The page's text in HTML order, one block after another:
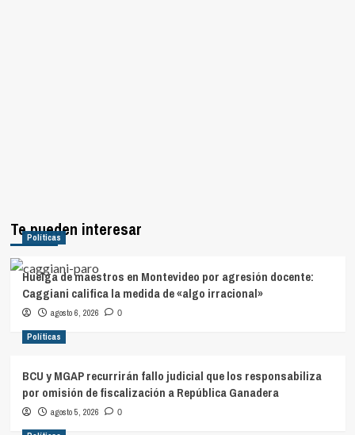
Te pueden interesar
Políticas
Huelga de maestros en Montevideo por agresión docente:
Caggiani califica la medida de «algo irracional»
agosto 6, 2026 0
Políticas
BCU y MGAP recurrirán fallo judicial que los responsabiliza
por omisión de fiscalización a República Ganadera
agosto 5, 2026 0